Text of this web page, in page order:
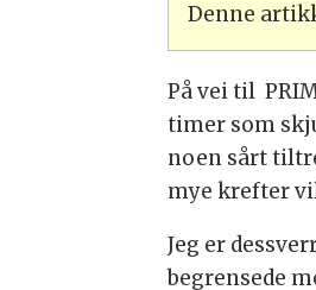
Denne
På vei til
timer som
noen sårt
mye krefter
Jeg er
begrensede